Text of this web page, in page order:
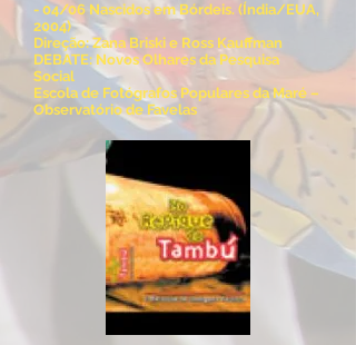
- 04/06 Nascidos em Bórdeis. (Índia/EUA,
2004)
Direção: Zana Briski e Ross Kauffman
DEBATE: Novos Olhares da Pesquisa
Social
Escola de Fotógrafos Populares da Maré –
Observatório de Favelas